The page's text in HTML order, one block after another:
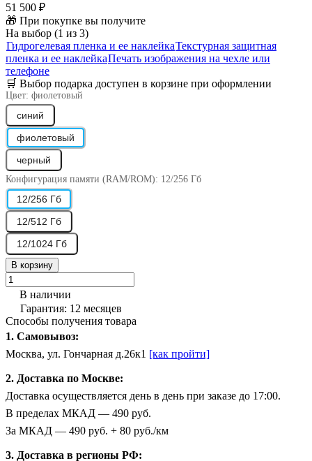
51 500 ₽
🎁 При покупке вы получите
На выбор (1 из 3)
Гидрогелевая пленка и ее наклейкаТекстурная защитная
пленка и ее наклейкаПечать изображения на чехле или
телефоне
🛒 Выбор подарка доступен в корзине при оформлении
Цвет: фиолетовый
синий
фиолетовый
черный
Конфигурация памяти (RAM/ROM): 12/256 Гб
12/256 Гб
12/512 Гб
12/1024 Гб
В корзину
В наличии
Гарантия: 12 месяцев
Способы получения товара
1. Самовывоз:
Москва, ул. Гончарная д.26к1 [как пройти]
2. Доставка по Москве:
Доставка осуществляется день в день при заказе до 17:00.
В пределах МКАД — 490 руб.
За МКАД — 490 руб. + 80 руб./км
3. Доставка в регионы РФ: